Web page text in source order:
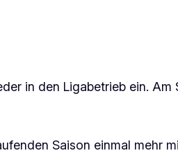
in den Ligabetrieb ein.
Saison einmal mehr